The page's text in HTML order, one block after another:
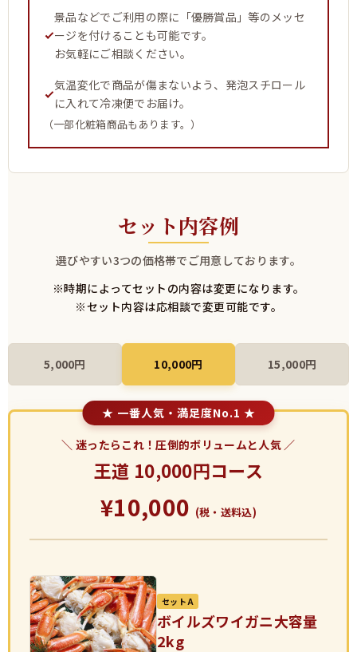
景品などでご利用の際に「優勝賞品」等のメッセ
ージを付けることも可能です。
お気軽にご相談ください。
気温変化で商品が傷まないよう、発泡スチロール
に入れて冷凍便でお届け。
（一部化粧箱商品もあります。）
セット内容例
選びやすい3つの価格帯でご用意しております。
※時期によってセットの内容は変更になります。
※セット内容は応相談で変更可能です。
5,000円 10,000円 15,000円
＼ 迷ったらこれ！圧倒的ボリュームと人気 ／
王道 10,000円コース
¥10,000 (税・送料込)
セット A
ボイルズワイガニ大容量
2kg